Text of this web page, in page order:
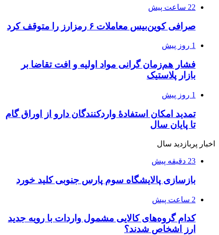
22 ساعت پیش
صرافی کوین‌بیس معاملات ۶ رمزارز را متوقف کرد
1 روز پیش
فشار هم‌زمان گرانی مواد اولیه و افت تقاضا بر
بازار پلاستیک
1 روز پیش
تمدید امکان استفادۀ واردکنندگان دارو از اوراق گام
تا پایان سال
اخبار پربازدید سال
23 دقیقه پیش
بازسازی پالایشگاه سوم پارس جنوبی کلید خورد
2 ساعت پیش
کدام گروه‌های کالایی مشمول واردات با رویه جدید
ارز اشخاص شدند؟